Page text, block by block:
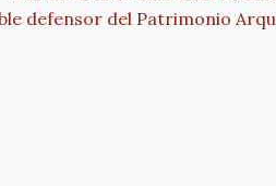
defensor del Patrimonio